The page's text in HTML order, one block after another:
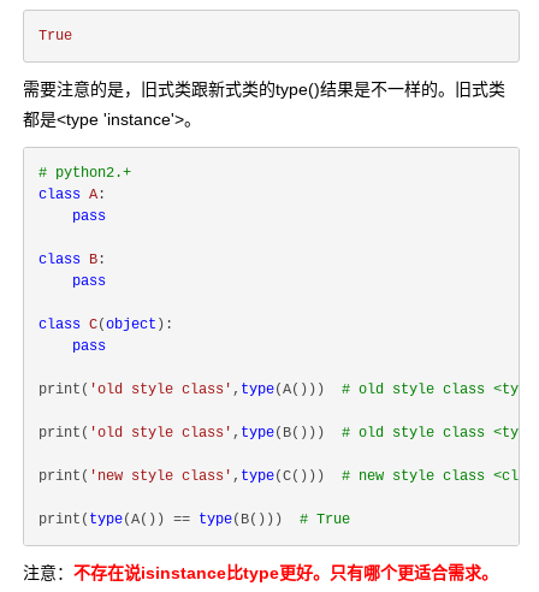
True
需要注意的是，旧式类跟新式类的type()结果是不一样的。旧式类
都是<type 'instance'>。
# python2.+
class A :
pass
class B :
pass
class C(object ):
pass
print( 'old style class' , type(A())) # old style class
print( 'old style class' , type(B())) # old style class
print( 'new style class' , type(C())) # new style class
print( type(A()) == type(B())) # True
注意： 不存在说isinstance比type更好。只有哪个更适合需求。